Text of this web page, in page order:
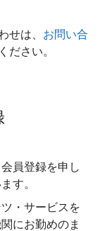
せは、 お問い合
ださい。
員登録を申し
す。
・サービスを
にお勤めのま